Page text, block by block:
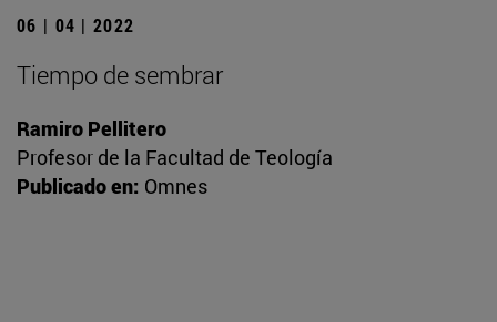
06 | 04 | 2022
Tiempo de sembrar
Ramiro Pellitero
Profesor de la Facultad de Teología
Publicado en: Omnes